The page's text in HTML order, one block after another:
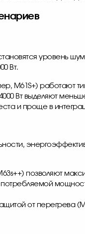
уровень
Вт.
M61S+) работают
Вт выделяют
и проще в
позволяют
от перегрева